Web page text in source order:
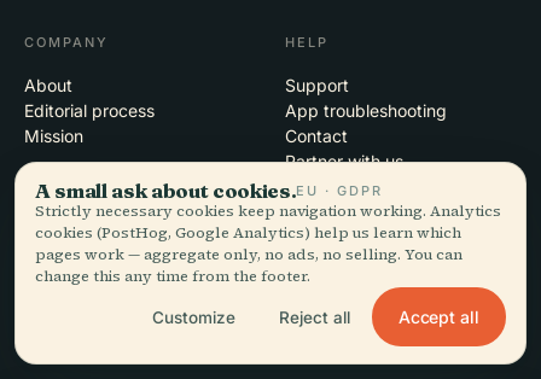
COMPANY
About
Editorial process
Mission
HELP
Support
App troubleshooting
Contact
Partner with us
LEGAL
Privacy
Terms
A small ask about cookies.EU · GDPR
Strictly necessary cookies keep navigation working. Analytics
cookies (PostHog, Google Analytics) help us learn which
pages work — aggregate only, no ads, no selling. You can
change this any time from the footer.
Customize Reject all Accept all